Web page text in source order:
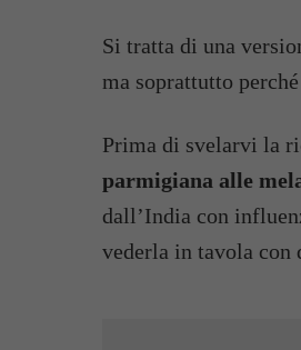
Si tratta di una
ma soprattutto
Prima di svelarvi la
parmigiana alle
dall’India con
vederla in tavola con